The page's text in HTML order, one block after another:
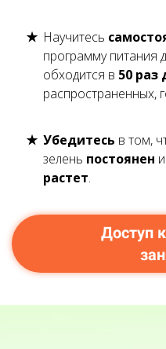
Научитесь
программу питания
обходится в 50
распространенных,
Убедитесь в том,
зелень постоянен
растет.
Доступ